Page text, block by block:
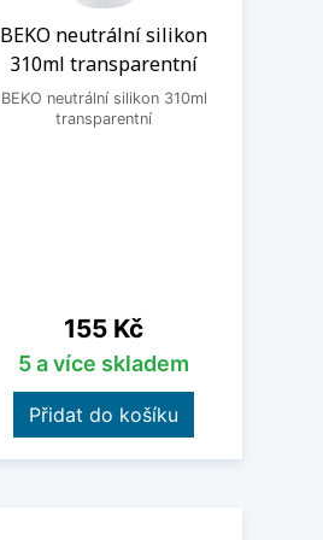
BEKO neutrální silikon
310ml transparentní
BEKO neutrální silikon 310ml
transparentní
Cena
155 Kč
5 a více skladem
Přidat do košíku